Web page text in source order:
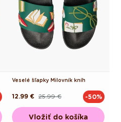
Veselé šľapky Milovník kníh
Pôvodná25.99 €
Akciová
12.99 € -50%
Vložiť do košíka